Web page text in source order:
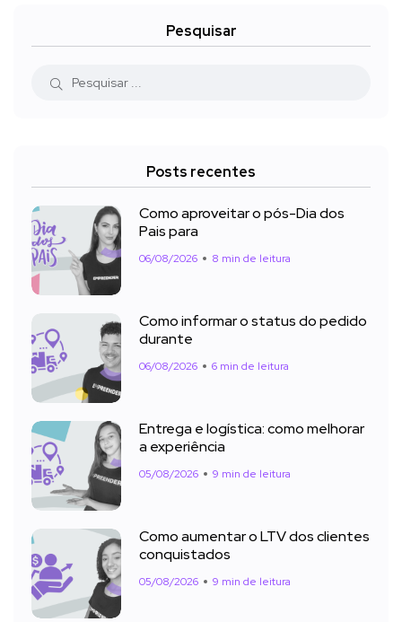
Pesquisar
Posts recentes
Como aproveitar o pós-Dia dos
Pais para
06/08/2026 8 min de leitura
Como informar o status do pedido
durante
06/08/2026 6 min de leitura
Entrega e logística: como melhorar
a experiência
05/08/2026 9 min de leitura
Como aumentar o LTV dos clientes
conquistados
05/08/2026 9 min de leitura